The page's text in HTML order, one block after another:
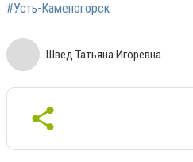
#Усть-Каменогорск
Швед Татьяна Игоревна